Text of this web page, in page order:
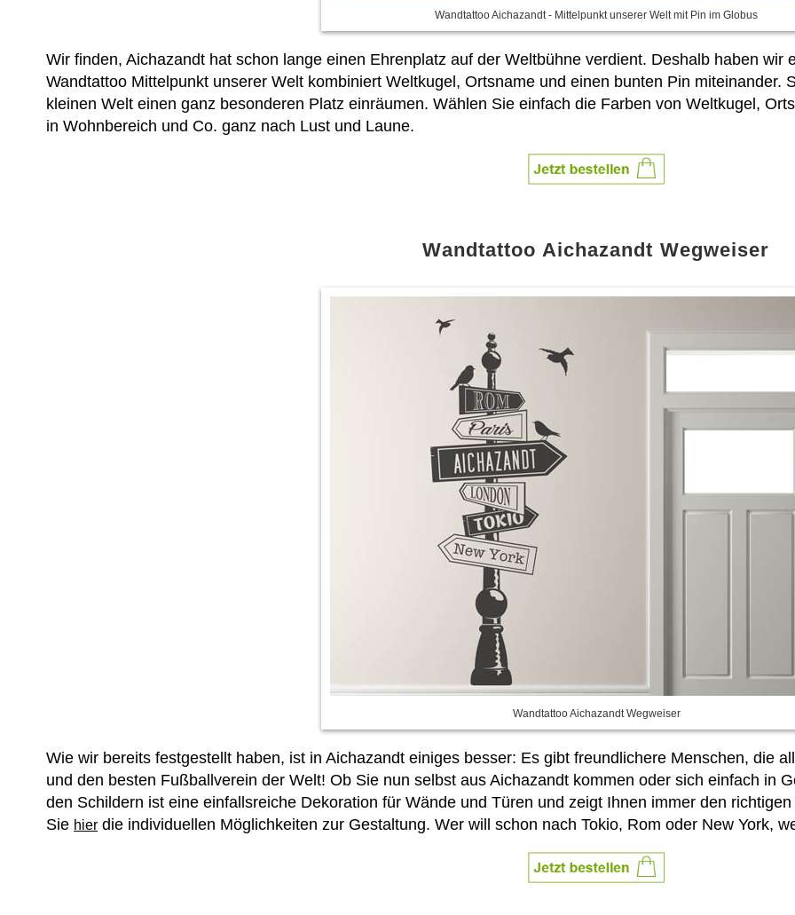
Wandtattoo Aichazandt - Mittelpunkt unserer Welt mit Pin im Globus
Wir finden, Aichazandt hat schon lange einen Ehrenplatz auf der Weltbühne verdient. Deshalb haben wir
Wandtattoo Mittelpunkt unserer Welt kombiniert Weltkugel, Ortsname und einen bunten Pin miteinander.
kleinen Welt einen ganz besonderen Platz einräumen. Wählen Sie einfach die Farben von Weltkugel,
in Wohnbereich und Co. ganz nach Lust und Laune.
Wandtattoo Aichazandt Wegweiser
Wandtattoo Aichazandt Wegweiser
Wie wir bereits festgestellt haben, ist in Aichazandt einiges besser: Es gibt freundlichere Menschen, die
und den besten Fußballverein der Welt! Ob Sie nun selbst aus Aichazandt kommen oder sich einfach in
den Schildern ist eine einfallsreiche Dekoration für Wände und Türen und zeigt Ihnen immer den
Sie hier die individuellen Möglichkeiten zur Gestaltung. Wer will schon nach Tokio, Rom oder New York,